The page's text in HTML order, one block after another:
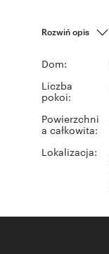
Rozwiń opis
Dom:
Liczba
pokoi:
Powierzchni
a całkowita:
Lokalizacja: